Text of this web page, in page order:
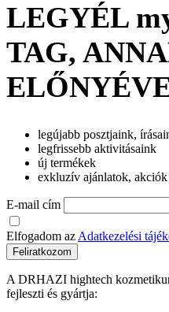
LEGYÉL
TAG,
legújabb posztjaink,
legfrissebb aktivitásaink
új termékek
exkluzív ajánlatok, akciók
E-mail cím
Elfogadom az Adatkezelési
Feliratkozom
A DRHAZI hightech
fejleszti és gyártja: